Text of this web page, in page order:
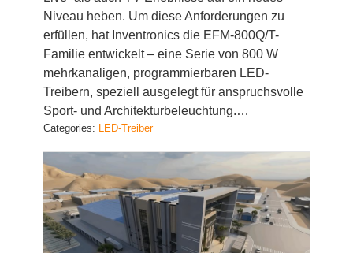
erfüllen, hat Inventronics die EFM-800Q/T-
Familie entwickelt – eine Serie von 800 W
mehrkanaligen, programmierbaren LED-
Treibern, speziell ausgelegt für anspruchsvolle
Sport- und Architekturbeleuchtung.…
Categories: LED-Treiber